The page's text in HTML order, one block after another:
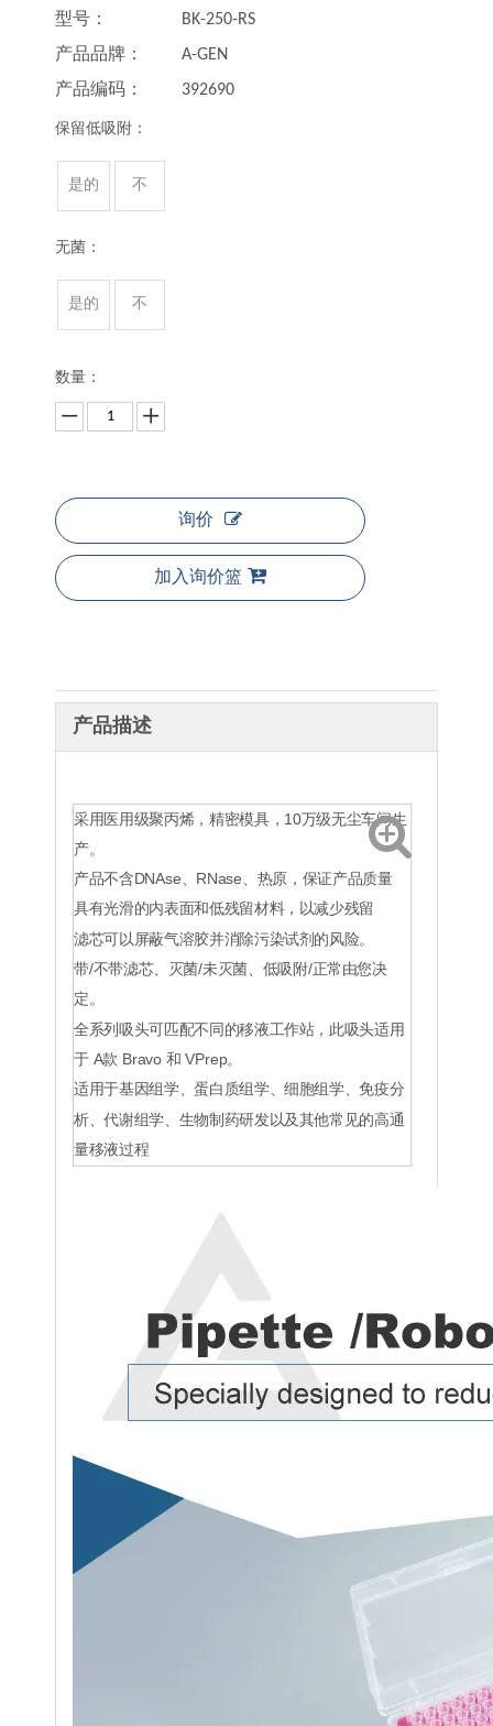
型号：
BK-250-RS
产品品牌：
A-GEN
产品编码：
392690
保留低吸附：
是的 不
无菌：
是的 不
数量：
询价
加入询价篮
产品描述
采用医用级聚丙烯，精密模具，10万级无尘车间生
产。
产品不含DNAse、RNase、热原，保证产品质量
具有光滑的内表面和低残留材料，以减少残留
滤芯可以屏蔽气溶胶并消除污染试剂的风险。
带/不带滤芯、灭菌/未灭菌、低吸附/正常由您决
定。
全系列吸头可匹配不同的移液工作站，此吸头适用
于 A款 Bravo 和 VPrep。
适用于基因组学、蛋白质组学、细胞组学、免疫分
析、代谢组学、生物制药研发以及其他常见的高通
量移液过程